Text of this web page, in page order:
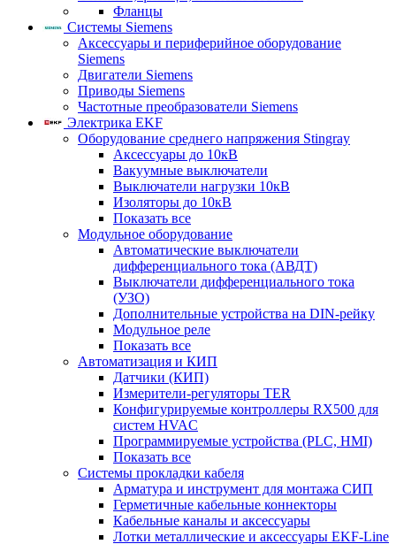
Фланцы
Системы Siemens
Аксессуары и периферийное оборудование
Siemens
Двигатели Siemens
Приводы Siemens
Частотные преобразователи Siemens
Электрика EKF
Оборудование среднего напряжения Stingray
Аксессуары до 10кВ
Вакуумные выключатели
Выключатели нагрузки 10кВ
Изоляторы до 10кВ
Показать все
Модульное оборудование
Автоматические выключатели
дифференциального тока (АВДТ)
Выключатели дифференциального тока
(УЗО)
Дополнительные устройства на DIN-рейку
Модульное реле
Показать все
Автоматизация и КИП
Датчики (КИП)
Измерители-регуляторы TER
Конфигурируемые контроллеры RX500 для
систем HVAC
Программируемые устройства (PLC, HMI)
Показать все
Системы прокладки кабеля
Арматура и инструмент для монтажа СИП
Герметичные кабельные коннекторы
Кабельные каналы и аксессуары
Лотки металлические и аксессуары EKF-Line